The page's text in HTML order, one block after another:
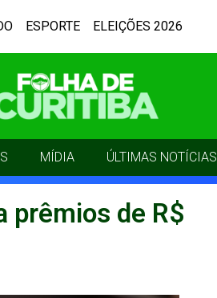
ESPORTE ELEIÇÕES 2026
MÍDIA ÚLTIMAS NOTÍCIAS
prêmios de R$